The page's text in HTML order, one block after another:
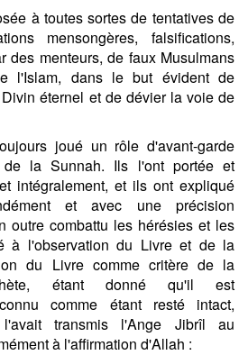
à toutes sortes de tentatives de
mensongères, falsifications,
des menteurs, de faux Musulmans
l'Islam, dans le but évident de
éternel et de dévier la voie de
joué un rôle d'avant-garde
la Sunnah. Ils l'ont portée et
intégralement, et ils ont expliqué
et avec une précision
outre combattu les hérésies et les
à l'observation du Livre et de la
du Livre comme critère de la
étant donné qu'il est
comme étant resté intact,
l'avait transmis l'Ange Jibrîl au
à l'affirmation d'Allah :